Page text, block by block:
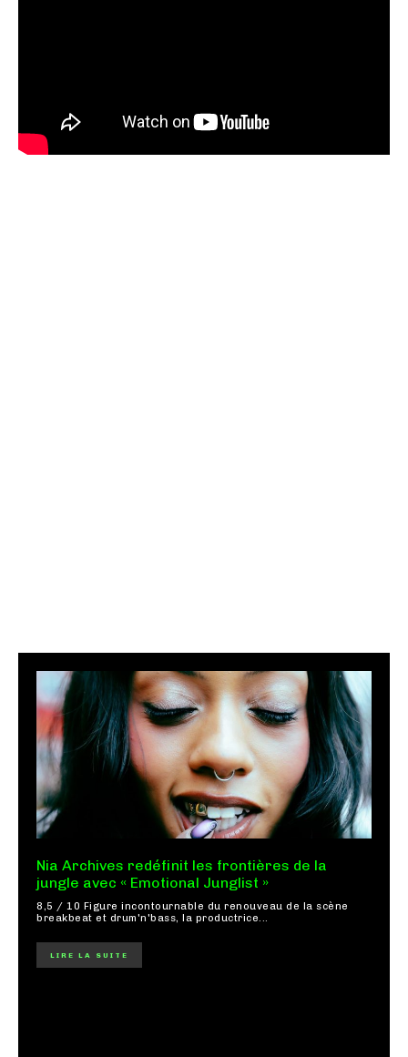
Nia Archives redéfinit les frontières de la
jungle avec « Emotional Junglist »
8,5 / 10 Figure incontournable du renouveau de la scène
breakbeat et drum'n'bass, la productrice...
LIRE LA SUITE